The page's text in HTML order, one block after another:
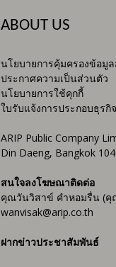
ABOUT US
นโยบายการคุ้มครองข้อมู
ประกาศความเป็นส่วนตัว
นโยบายการใช้คุกกี้
ใบรับแจ้งการประกอบธุร
ARIP Public Company
Din Daeng, Bangkok
สนใจลงโฆษณาติดต่อ
คุณวันวิสาข์ คำหอมรื่น (คุ
wanvisak@arip.co.th
ฝากข่าวประชาสัมพันธ์